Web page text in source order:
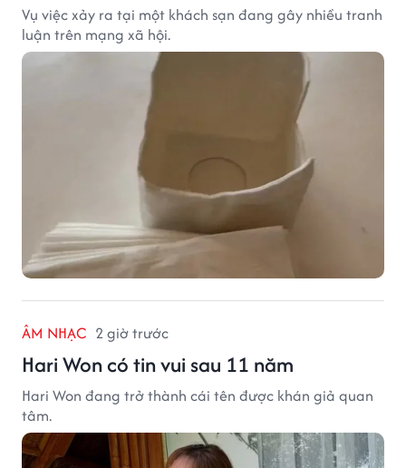
Vụ việc xảy ra tại một khách sạn đang gây nhiều tranh
luận trên mạng xã hội.
ÂM NHẠC 2 giờ trước
Hari Won có tin vui sau 11 năm
Hari Won đang trở thành cái tên được khán giả quan
tâm.